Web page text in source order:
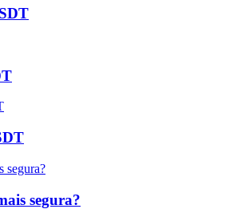
segura?